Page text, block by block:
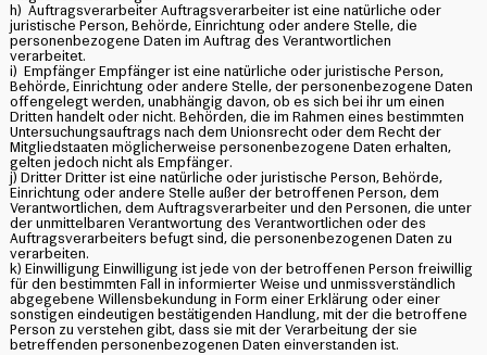
h) Auftragsverarbeiter Auftragsverarbeiter ist eine natürliche oder
juristische Person, Behörde, Einrichtung oder andere Stelle, die
personenbezogene Daten im Auftrag des Verantwortlichen
verarbeitet.
i) Empfänger Empfänger ist eine natürliche oder juristische Person,
Behörde, Einrichtung oder andere Stelle, der personenbezogene Daten
offengelegt werden, unabhängig davon, ob es sich bei ihr um einen
Dritten handelt oder nicht. Behörden, die im Rahmen eines bestimmten
Untersuchungsauftrags nach dem Unionsrecht oder dem Recht der
Mitgliedstaaten möglicherweise personenbezogene Daten erhalten,
gelten jedoch nicht als Empfänger.
j) Dritter Dritter ist eine natürliche oder juristische Person, Behörde,
Einrichtung oder andere Stelle außer der betroffenen Person, dem
Verantwortlichen, dem Auftragsverarbeiter und den Personen, die unter
der unmittelbaren Verantwortung des Verantwortlichen oder des
Auftragsverarbeiters befugt sind, die personenbezogenen Daten zu
verarbeiten.
k) Einwilligung Einwilligung ist jede von der betroffenen Person freiwillig
für den bestimmten Fall in informierter Weise und unmissverständlich
abgegebene Willensbekundung in Form einer Erklärung oder einer
sonstigen eindeutigen bestätigenden Handlung, mit der die betroffene
Person zu verstehen gibt, dass sie mit der Verarbeitung der sie
betreffenden personenbezogenen Daten einverstanden ist.